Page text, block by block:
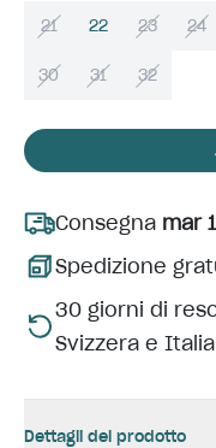
21 22 23 24
30 31 32
Consegna mar
Spedizione
30 giorni di
Svizzera e Italia
Dettagli del prodotto